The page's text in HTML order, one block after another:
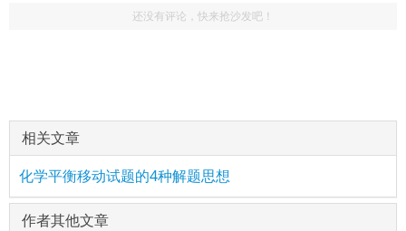
还没有评论，快来抢沙发吧！
相关文章
化学平衡移动试题的4种解题思想
作者其他文章